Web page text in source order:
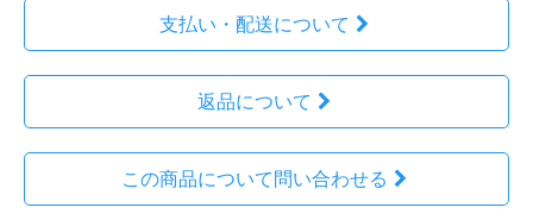
支払い・配送について
返品について
この商品について問い合わせる